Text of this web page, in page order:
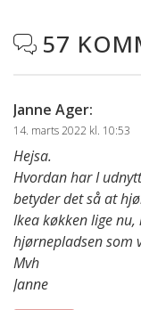
 57
Janne Ager:
14. marts 2022 kl. 10:53
Hejsa.
Hvordan har I
betyder det så at
Ikea køkken lige
hjørnepladsen som
Mvh
Janne